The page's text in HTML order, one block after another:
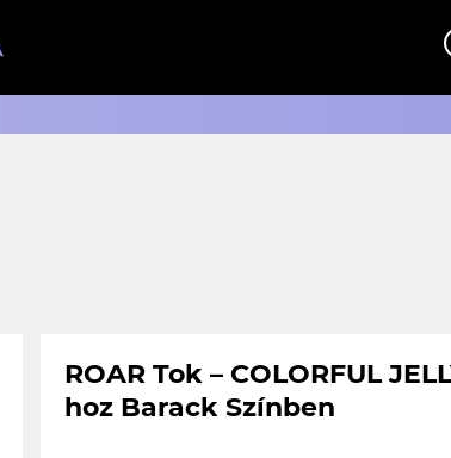
ROAR Tok – COLORFUL
hoz Barack Színben